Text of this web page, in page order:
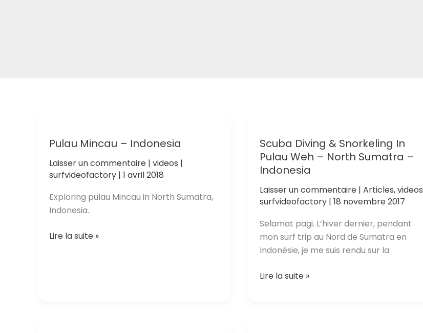
Pulau Mincau – Indonesia
Laisser un commentaire | videos |
surfvideofactory | 1 avril 2018
Exploring pulau Mincau in North Sumatra,
Indonesia.
Pulau
Lire la suite »
Scuba Diving & Snorkeling In
Pulau Weh – North Sumatra –
Indonesia
Laisser un commentaire | Articles,videos
surfvideofactory | 18 novembre 2017
Selamat pagi. L’hiver dernier, pendant
mon surf trip au Nord de Sumatra en
Indonésie, je me suis rendu sur la
Scuba
Lire la suite »